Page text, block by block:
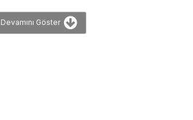
Devamını Göster